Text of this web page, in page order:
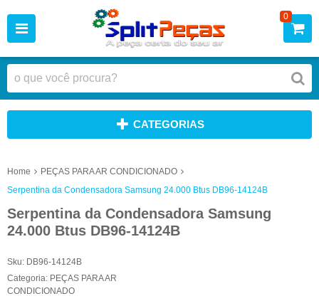
0
CATEGORIAS
Home
PEÇAS PARA AR CONDICIONADO
Serpentina da Condensadora Samsung 24.000 Btus DB96-14124B
Serpentina da Condensadora Samsung
24.000 Btus DB96-14124B
Sku: DB96-14124B
Categoria: PEÇAS PARA AR
CONDICIONADO